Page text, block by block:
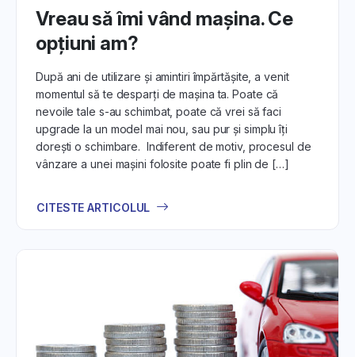
Vreau sǎ îmi vând maşina. Ce
opțiuni am?
După ani de utilizare și amintiri împărtășite, a venit
momentul să te desparți de mașina ta. Poate că
nevoile tale s-au schimbat, poate că vrei să faci
upgrade la un model mai nou, sau pur și simplu îți
dorești o schimbare. Indiferent de motiv, procesul de
vânzare a unei mașini folosite poate fi plin de […]
CITESTE ARTICOLUL